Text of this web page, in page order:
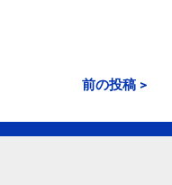
前の投稿 >